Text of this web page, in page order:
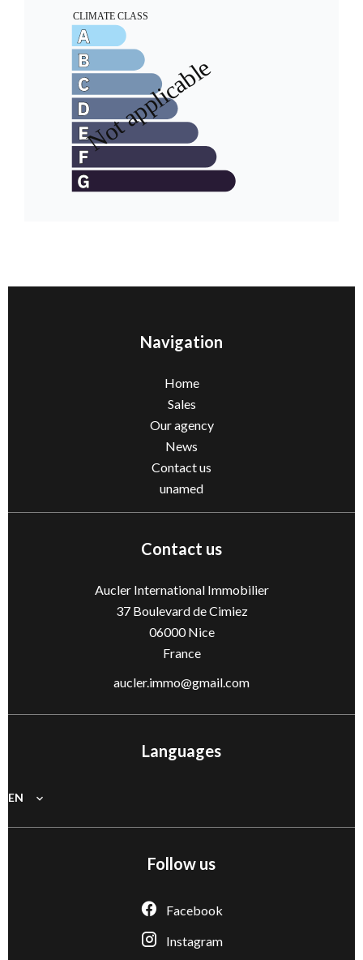
Navigation
Home
Sales
Our agency
News
Contact us
unamed
Contact us
Aucler International Immobilier
37 Boulevard de Cimiez
06000Nice
France
aucler.immo@gmail.com
Languages
EN
Follow us
Facebook
Instagram